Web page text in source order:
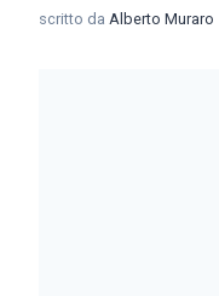
scritto da Alberto Muraro